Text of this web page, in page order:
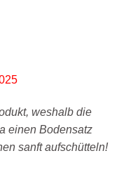
weshalb die
einen Bodensatz
sanft aufschütteln!